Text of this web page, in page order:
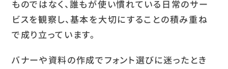
ものではなく、誰もが使い慣れている日常のサー
ビスを観察し、基本を大切にすることの積み重ね
で成り立っています。
バナーや資料の作成でフォント選びに迷ったとき